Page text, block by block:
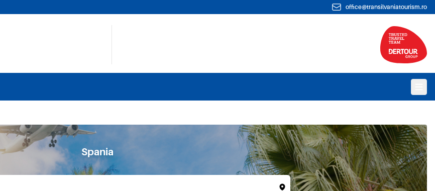
office@transilvaniatourism.ro
Spania